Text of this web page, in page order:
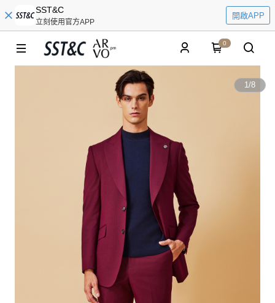
SST&C
立刻使用官方APP
開啟APP
0
1/8